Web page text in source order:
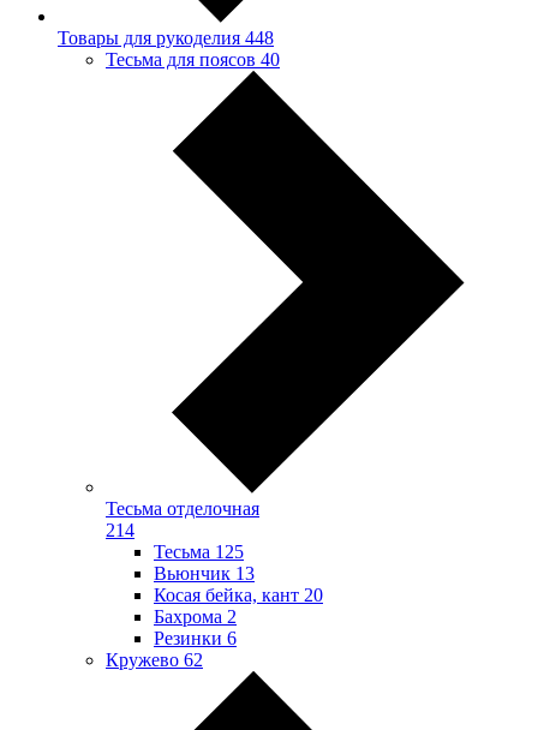
Товары для рукоделия 448
Тесьма для поясов 40
Тесьма отделочная
214
Тесьма 125
Вьюнчик 13
Косая бейка, кант 20
Бахрома 2
Резинки 6
Кружево 62